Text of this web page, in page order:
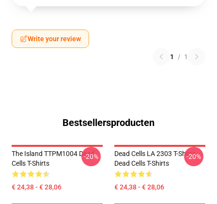
Write your review
1 / 1
Bestsellersproducten
The Island TTPM1004 Dead
Cells T-Shirts
€ 24,38 - € 28,06
-20%
Dead Cells LA 2303 T-Shirts
Dead Cells T-Shirts
€ 24,38 - € 28,06
-20%